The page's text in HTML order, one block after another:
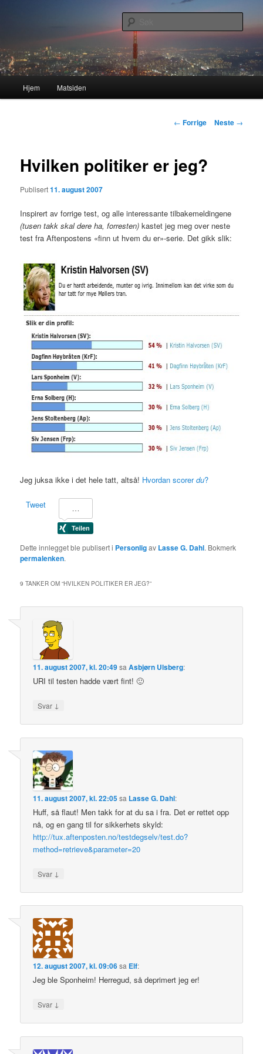
hovedinnholdet
Lasses hjemmeside
Hjem Matsiden
Innleggsnavigasjon
← Forrige Neste →
Hvilken politiker er jeg?
Publisert11. august 2007
Inspirert av forrige test, og alle interessante tilbakemeldingene
(tusen takk skal dere ha, forresten) kastet jeg meg over neste
test fra Aftenpostens «finn ut hvem du er»-serie. Det gikk slik:
Jeg juksa ikke i det hele tatt, altså! Hvordan scorerdu?
Tweet
Dette innlegget ble publisert i Personligav Lasse G. Dahl. Bokmerk
permalenken.
9 TANKER OM “HVILKEN POLITIKER ER JEG?”
11. august 2007, kl. 20:49sa Asbjørn Ulsberg:
URI til testen hadde vært fint! 🙂
Svar ↓
11. august 2007, kl. 22:05sa Lasse G. Dahl:
Huff, så flaut! Men takk for at du sa i fra. Det er rettet opp
nå, og en gang til for sikkerhets skyld:
http://tux.aftenposten.no/testdegselv/test.do?
method=retrieve&parameter=20
Svar ↓
12. august 2007, kl. 09:06sa Elf:
Jeg ble Sponheim! Herregud, så deprimert jeg er!
Svar ↓